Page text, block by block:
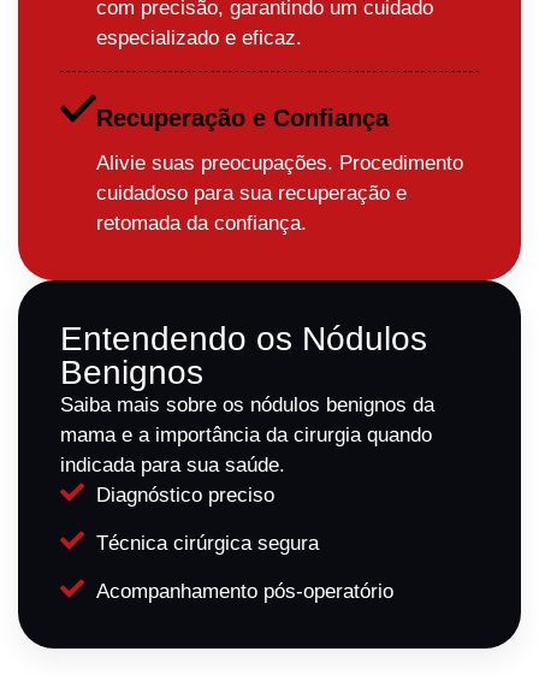
com precisão, garantindo um cuidado
especializado e eficaz.
Recuperação e Confiança
Alivie suas preocupações. Procedimento
cuidadoso para sua recuperação e
retomada da confiança.
Entendendo os Nódulos
Benignos
Saiba mais sobre os nódulos benignos da
mama e a importância da cirurgia quando
indicada para sua saúde.
Diagnóstico preciso
Técnica cirúrgica segura
Acompanhamento pós-operatório